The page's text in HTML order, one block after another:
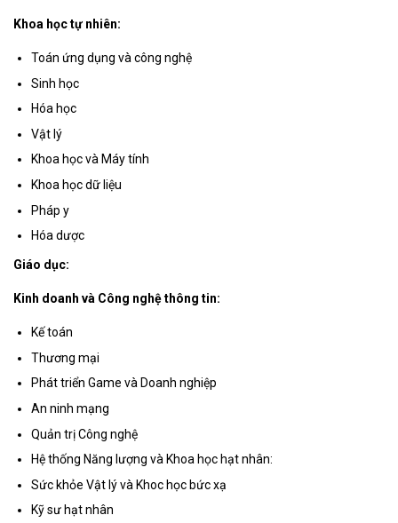
Khoa học tự nhiên:
Toán ứng dụng và công nghệ
Sinh học
Hóa học
Vật lý
Khoa học và Máy tính
Khoa học dữ liệu
Pháp y
Hóa dược
Giáo dục:
Kinh doanh và Công nghệ thông tin:
Kế toán
Thương mại
Phát triển Game và Doanh nghiệp
An ninh mạng
Quản trị Công nghệ
Hệ thống Năng lượng và Khoa học hạt nhân:
Sức khỏe Vật lý và Khoc học bức xạ
Kỹ sư hạt nhân